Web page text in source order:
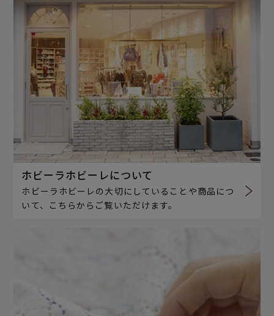
ホビーラホビーレについて
ホビーラホビーレの大切にしていることや商品につ
いて、こちらからご覧いただけます。